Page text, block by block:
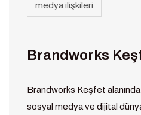
medya ilişkileri
Brandworks
Brandworks Keşfet
sosyal medya ve dijital